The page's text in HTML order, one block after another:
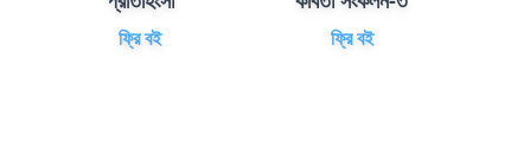
ফ্রি বই ফ্রি বই